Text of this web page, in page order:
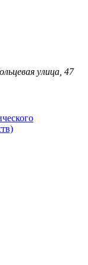
улица, 47